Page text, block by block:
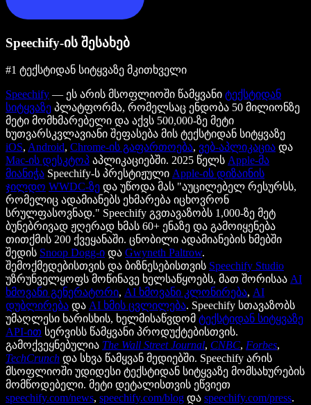
Speechify-ის შესახებ
#1 ტექსტიდან სიტყვაზე მკითხველი
Speechify — ეს არის მსოფლიოში წამყვანი ტექსტიდან
სიტყვაზე პლატფორმა, რომელსაც ენდობა 50 მილიონზე
მეტი მომხმარებელი და აქვს 500,000-ზე მეტი
ხუთვარსკვლავიანი შეფასება მის ტექსტიდან სიტყვაზე
iOS, Android, Chrome-ის გაფართოება, ვებ-აპლიკაცია და
Mac-ის დესკტოპ აპლიკაციებში. 2025 წელს Apple-მა
მიანიჭა Speechify-ს პრესტიჟული Apple-ის დიზაინის
ჯილდო WWDC-ზე და უწოდა მას "აუცილებელ რესურსს,
რომელიც ადამიანებს ეხმარება იცხოვრონ
სრულფასოვნად." Speechify გვთავაზობს 1,000-ზე მეტ
ბუნებრივად ჟღერად ხმას 60+ ენაზე და გამოიყენება
თითქმის 200 ქვეყანაში. ცნობილი ადამიანების ხმებში
შედის Snoop Dogg-ი და Gwyneth Paltrow.
შემოქმედებისთვის და ბიზნესებისთვის Speechify Studio
უზრუნველყოფს მოწინავე ხელსაწყოებს, მათ შორისაა AI
ხმოვანი გენერატორი, AI ხმოვანი კლონირება, AI
დუბლირება და AI ხმის ცვლილება. Speechify სთავაზობს
უმაღლესი ხარისხის, ხელმისაწვდომ ტექსტიდან სიტყვაზე
API-ით სერვისს წამყვანი პროდუქტებისთვის.
გამოქვეყნებულია The Wall Street Journal, CNBC, Forbes,
TechCrunch და სხვა წამყვან მედიებში. Speechify არის
მსოფლიოში უდიდესი ტექსტიდან სიტყვაზე მომსახურების
მომწოდებელი. მეტი დეტალისთვის ეწვიეთ
speechify.com/news, speechify.com/blog და speechify.com/press.